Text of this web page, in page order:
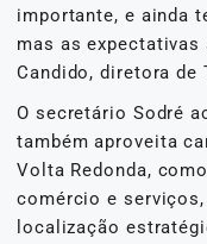
importante, e ainda
mas as
Candido, diretora de
O secretário Sodré
também aproveita
Volta Redonda,
comércio e
localização